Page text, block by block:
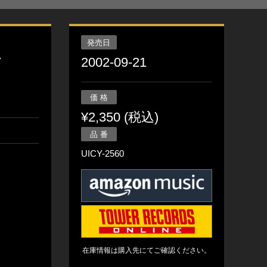
発売日
2002-09-21
価 格
¥2,350 (税込)
品 番
UICY-2560
在庫情報は購入先にてご確認ください。